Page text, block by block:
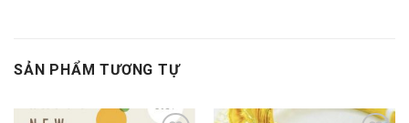
SẢN PHẨM TƯƠNG TỰ